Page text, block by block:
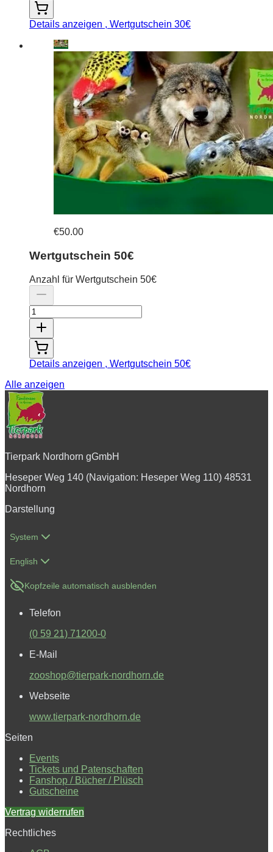
Details anzeigen , Wertgutschein 30€
€50.00
Wertgutschein 50€
Anzahl für Wertgutschein 50€
Details anzeigen , Wertgutschein 50€
Alle anzeigen
Tierpark Nordhorn gGmbH
Heseper Weg 140 (Navigation: Heseper Weg 110) 48531
Nordhorn
Darstellung
System
English
Kopfzeile automatisch ausblenden
Telefon
(0 59 21) 71200-0
E-Mail
zooshop@tierpark-nordhorn.de
Webseite
www.tierpark-nordhorn.de
Seiten
Events
Tickets und Patenschaften
Fanshop / Bücher / Plüsch
Gutscheine
Vertrag widerrufen
Rechtliches